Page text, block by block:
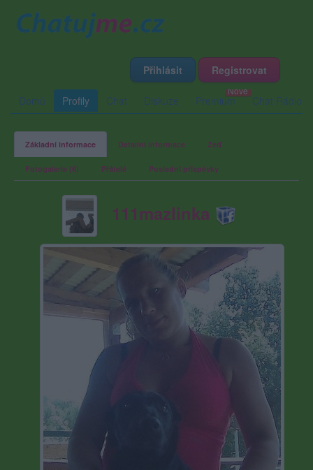
Přihlásit Registrovat
Domů Profily Chat Diskuze Premium Chat Rádio
Základní informace Detailní informace Zeď
Fotogalerie (6) Přátelé Poslední příspěvky
111mazlinka